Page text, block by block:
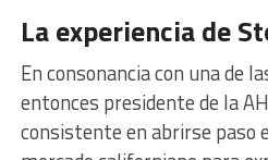
La experiencia de
En consonancia con una de
entonces presidente de la
consistente en abrirse paso